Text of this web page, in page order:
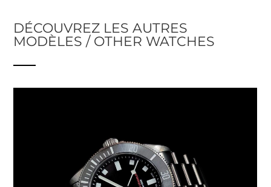
DÉCOUVREZ LES AUTRES
MODÈLES / OTHER WATCHES